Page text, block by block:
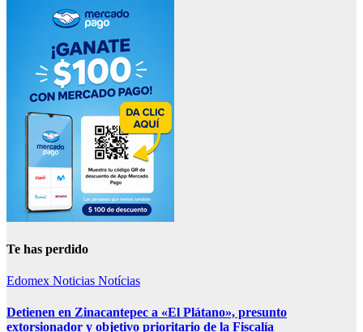
Te has perdido
Edomex Noticias Notícias
Detienen en Zinacantepec a «El Plátano», presunto
extorsionador y objetivo prioritario de la Fiscalía